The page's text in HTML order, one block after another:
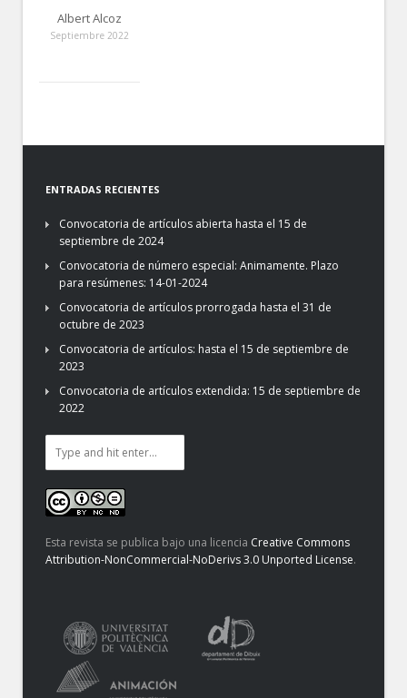
Albert Alcoz
Septiembre 2022
ENTRADAS RECIENTES
Convocatoria de artículos abierta hasta el 15 de
septiembre de 2024
Convocatoria de número especial: Animamente. Plazo
para resúmenes: 14-01-2024
Convocatoria de artículos prorrogada hasta el 31 de
octubre de 2023
Convocatoria de artículos: hasta el 15 de septiembre de
2023
Convocatoria de artículos extendida: 15 de septiembre de
2022
Esta revista se publica bajo una licencia Creative Commons
Attribution-NonCommercial-NoDerivs 3.0 Unported License.